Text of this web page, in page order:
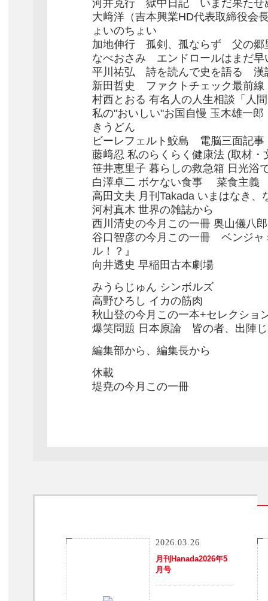
河井克行 獄中日記 いまだ果たせ
大﨑洋（吉本興業HD代表取締役
ょいのちょい
加地伸行 孤剣、孤ならず 父の郷
なべおさみ エンドロールはまだ
平川祐弘 詩を読んで史を語る 漢
新田哲史 ファクトチェック最前
村西とおる 有名人の人生相談「人
私の"おいしい"お国自慢 玉木雄一
きうどん
ビーレフェルト鮫島 電脳三面記
藤﨑忍 私のらくらく健康法 (取材・
笹井恵里子 暮らしの救急箱 日光浴
白澤卓二 ボケない食事 菜食主義
高田文夫 月刊Takada いまはなき、
河村真木 世界の雑誌から
西川清史の今月この一冊 奥山儀八
谷口智彦の今月この一冊 ベンジャ
ル！？』
向井透史 早稲田古本劇場
みうらじゅん シンボルズ
高野ひろし イカの筋肉
秋山登の今月この一本+セレクショ
爆笑問題 日本原論 皆の者、出陣
編集部から、編集長から
休載
堤尭の今月この一冊
2026.03.26
月刊Hanada2026年5
月号